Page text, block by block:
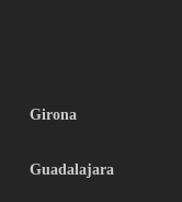
Girona
Guadalajara